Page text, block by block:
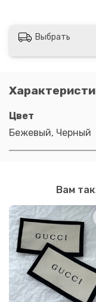
Выбрать
Цвет
Бежевый, Черный
Вам